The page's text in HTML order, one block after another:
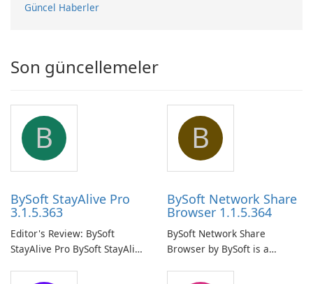
Güncel Haberler
Son güncellemeler
B
BySoft StayAlive Pro
3.1.5.363
Editor's Review: BySoft
StayAlive Pro BySoft StayAlive
application designed to
B
BySoft Network Share
Browser 1.1.5.364
BySoft Network Share
Browser by BySoft is a
application that allows users